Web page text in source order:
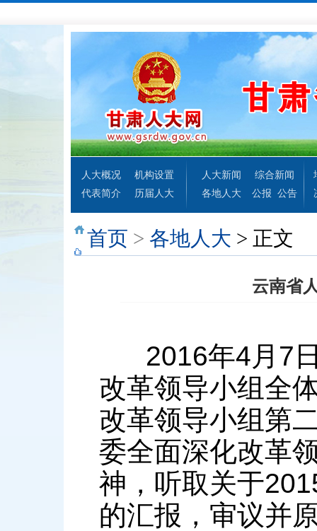
人大概况
机构设置
代表简介
历届人大
人大新闻
综合新闻
各地人大
公报 公告
首页 > 各地人大 > 正文
云南省
2016年4月7日
改革领导小组全
改革领导小组第
委全面深化改革
神，听取关于
的汇报，审议并